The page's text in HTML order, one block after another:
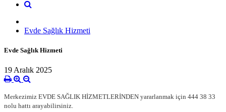
Evde Sağlık Hizmeti
Evde Sağlık Hizmeti
19 Aralık 2025
Merkezimiz EVDE SAĞLIK HİZMETLERİNDEN yararlanmak için 444 38 33
nolu hattı arayabilirsiniz.